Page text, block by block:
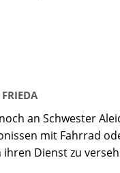
an Schwester
mit Fahrrad
Dienst zu